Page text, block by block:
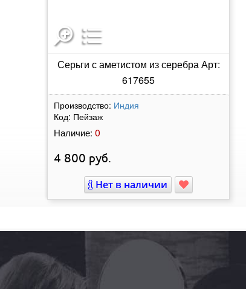
Серьги с аметистом из серебра Арт:
617655
Производство: Индия
Код: Пейзаж
Наличие: 0
4 800 руб.
Нет в наличии